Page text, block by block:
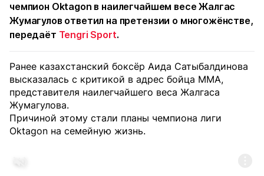
чемпион Oktagon в наилегчайшем весе Жалгас
Жумагулов ответил на претензии о многожёнстве,
передаёт Tengri Sport.
Ранее казахстанский боксёр Аида Сатыбалдинова
высказалась с критикой в адрес бойца ММА,
представителя наилегчайшего веса Жалгаса
Жумагулова.
Причиной этому стали планы чемпиона лиги
Oktagon на семейную жизнь.